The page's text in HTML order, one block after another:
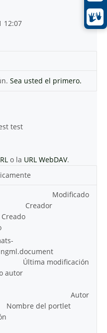
12:07
Sea usted el primero.
test
o la URL WebDAV.
Modificado
Creador
Creado
Última modificación
autor
Autor
Nombre del portlet